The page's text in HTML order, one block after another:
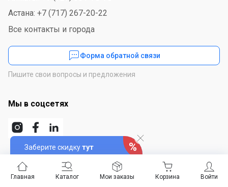
Главная Каталог Войти
Мои заказы Корзина
Заберите скидкутут
Астана: +7 (717) 267-20-22
Все контакты и города
Форма обратной связи
Пишите свои вопросы и предложения
Мы в соцсетях